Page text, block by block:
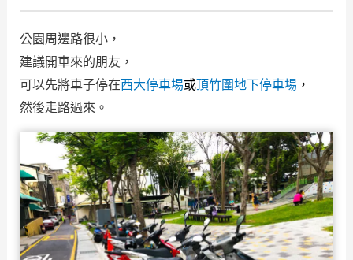
公園周邊路很小，
建議開車來的朋友，
可以先將車子停在西大停車場或頂竹圍地下停車場，
然後走路過來。